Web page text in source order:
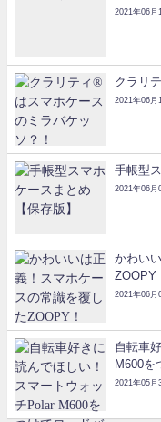
2021年06月
クラリ
2021年06月
手帳型
2021年06月
かわい
ZOOPY
2021年06月
自転車
M600を
2021年05月